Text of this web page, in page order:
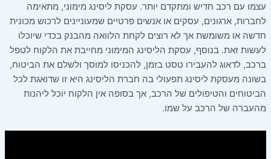
עצמו עם רכב חדיש ומתקדם יותר. עסקת ליסינג מימוני, מתאימה
לחברות, ארגונים, עסקים או אנשים פרטיים שמעוניינים לרכוש מכונית
חדשה או משומשת אך לא רוצים לקחת הלוואה מהבנק בכדי שיוכלו
לעשות זאת. בנוסף, עסקת הליסינג המימוני מחייבת את הלקוח לטפל
ברכב, לדאוג להעבירו טסט בזמן, להכניסו למוסך ולשלם את הביטוח,
בשונה מעסקת ליסינג תפעולי בה חברת הליסינג היא זו שדואגת לכל
הביטוחים והטיפולים של הרכב, אך בסופה אין הלקוח יוכל ליהנות
מהעברה של הרכב על שמו.